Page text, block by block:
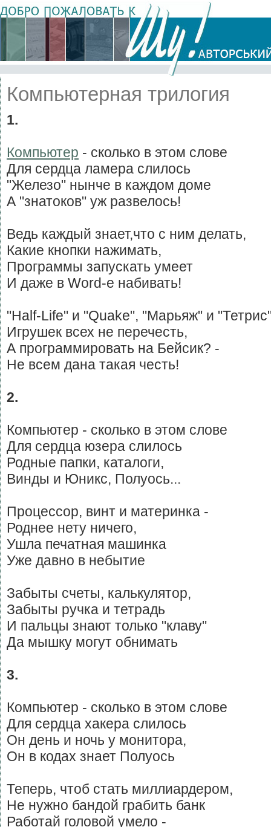
Компьютерная трилогия
1.
Компьютер - сколько в этом слове
Для сердца ламера слилось
"Железо" нынче в каждом доме
А "знатоков" уж развелось!
Ведь каждый знает,что с ним делать,
Какие кнопки нажимать,
Программы запускать умеет
И даже в Word-е набивать!
"Half-Life" и "Quake", "Марьяж" и
Игрушек всех не перечесть,
А программировать на Бейсик? -
Не всем дана такая честь!
2.
Компьютер - сколько в этом слове
Для сердца юзера слилось
Родные папки, каталоги,
Винды и Юникс, Полуось...
Процессор, винт и материнка -
Роднее нету ничего,
Ушла печатная машинка
Уже давно в небытие
Забыты счеты, калькулятор,
Забыты ручка и тетрадь
И пальцы знают только "клаву"
Да мышку могут обнимать
3.
Компьютер - сколько в этом слове
Для сердца хакера слилось
Он день и ночь у монитора,
Он в кодах знает Полуось
Теперь, чтоб стать миллиардером,
Не нужно бандой грабить банк
Работай головой умело -